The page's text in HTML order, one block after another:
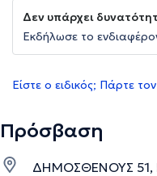
Δεν υπάρχει
Εκδήλωσε το
Είστε ο ειδικός; Πάρτε
Πρόσβαση
ΔΗΜΟΣΘΕΝΟΥΣ 51,